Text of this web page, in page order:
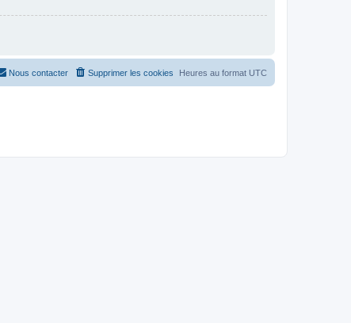
Heures au format UTC
Supprimer les cookies
Nous contacter